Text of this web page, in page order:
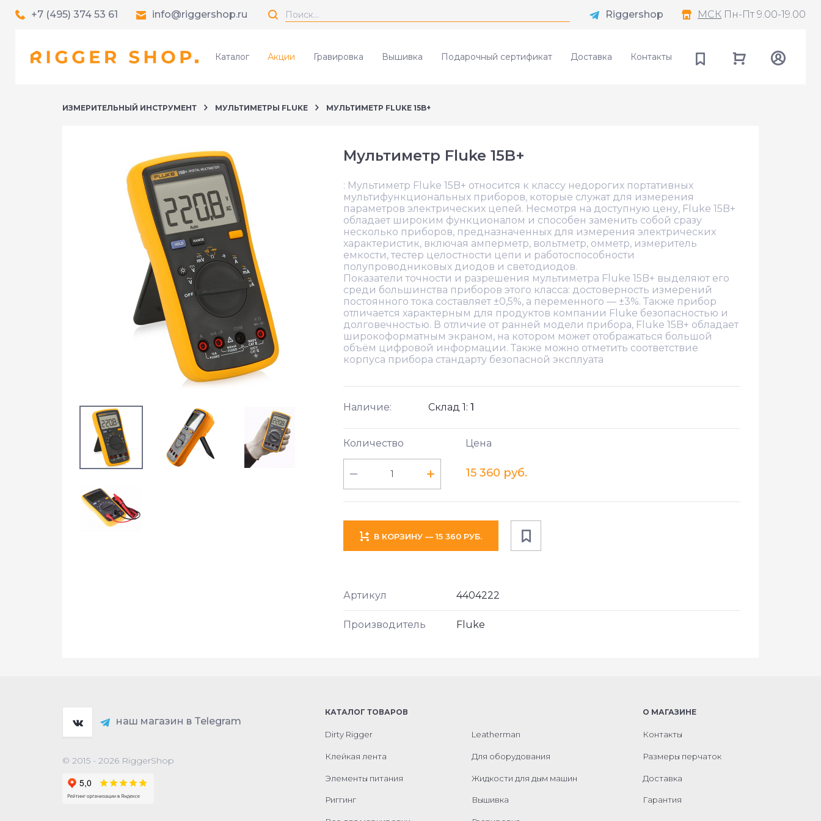
+7 (495) 374 53 61 info@riggershop.ru Riggershop МСК Пн-Пт 9.00-19.00
Каталог Акции Гравировка Вышивка Подарочный сертификат Доставка Контакты
ИЗМЕРИТЕЛЬНЫЙ ИНСТРУМЕНТ МУЛЬТИМЕТРЫ FLUKE МУЛЬТИМЕТР FLUKE 15B+
Мультиметр Fluke 15B+
: Мультиметр Fluke 15B+ относится к классу недорогих портативных
мультифункциональных приборов, которые служат для измерения
параметров электрических цепей. Несмотря на доступную цену, Fluke 15B+
обладает широким функционалом и способен заменить собой сразу
несколько приборов, предназначенных для измерения электрических
характеристик, включая амперметр, вольтметр, омметр, измеритель
емкости, тестер целостности цепи и работоспособности
полупроводниковых диодов и светодиодов.
Показатели точности и разрешения мультиметра Fluke 15B+ выделяют его
среди большинства приборов этого класса: достоверность измерений
постоянного тока составляет ±0,5%, а переменного — ±3%. Также прибор
отличается характерным для продуктов компании Fluke безопасностью и
долговечностью. В отличие от ранней модели прибора, Fluke 15B+ обладает
широкоформатным экраном, на котором может отображаться большой
объём цифровой информации. Также можно отметить соответствие
корпуса прибора стандарту безопасной эксплуата
Наличие: Склад 1: 1
Количество Цена
15 360 руб.
В КОРЗИНУ — 15 360 РУБ.
Артикул 4404222
Производитель Fluke
наш магазин в Telegram
© 2015 - 2026 RiggerShop
КАТАЛОГ ТОВАРОВ
Dirty Rigger
Клейкая лента
Элементы питания
Риггинг
Leatherman
Для оборудования
Жидкости для дым машин
Вышивка
О МАГАЗИНЕ
Контакты
Размеры перчаток
Доставка
Гарантия